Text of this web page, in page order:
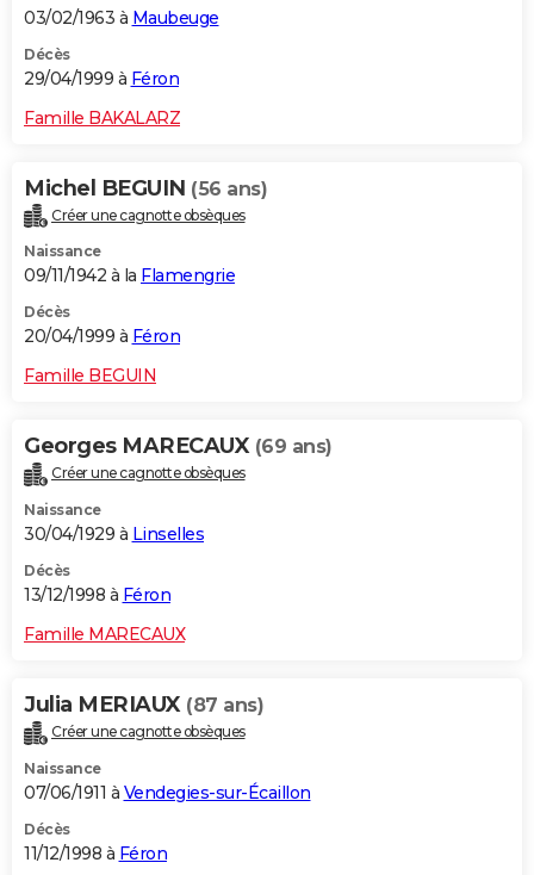
03/02/1963 à Maubeuge
Décès
29/04/1999 à Féron
Famille BAKALARZ
Michel BEGUIN (56 ans)
Créer une cagnotte obsèques
Naissance
09/11/1942 à la Flamengrie
Décès
20/04/1999 à Féron
Famille BEGUIN
Georges MARECAUX (69 ans)
Créer une cagnotte obsèques
Naissance
30/04/1929 à Linselles
Décès
13/12/1998 à Féron
Famille MARECAUX
Julia MERIAUX (87 ans)
Créer une cagnotte obsèques
Naissance
07/06/1911 à Vendegies-sur-Écaillon
Décès
11/12/1998 à Féron